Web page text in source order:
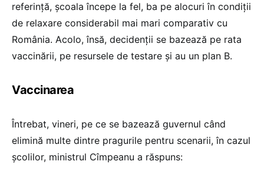
referință, școala începe la fel, ba pe alocuri în condiții
de relaxare considerabil mai mari comparativ cu
România. Acolo, însă, decidenții se bazează pe rata
vaccinării, pe resursele de testare și au un plan B.
Vaccinarea
Întrebat, vineri, pe ce se bazează guvernul când
elimină multe dintre pragurile pentru scenarii, în cazul
școlilor, ministrul Cîmpeanu a răspuns: